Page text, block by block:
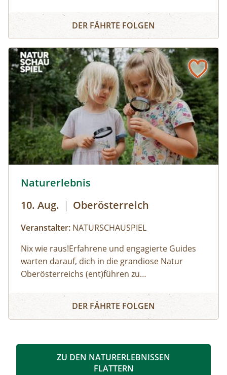
Biosphärenpark-Ranger ganz genau, wie sich die
Tier- und Pflanzenwelt an den Lebensraum
Wassersafari im Biosphärenpark Nockberge
DER FÄHRTE FOLGEN
Naturerlebnis
10. Aug. | Oberösterreich
Veranstalter: NATURSCHAUSPIEL
Nix wie raus!Erfahrene und engagierte Guides
warten darauf, dich in die grandiose Natur
Oberösterreichs (ent)führen zu
Alpakas versorgen, Wassermonster fangen,
Fährtenlesen lernen, Höhlen erforschen, Honig
Wunschtermin.So geht's:⁠Melde dich zu einem
Naturerlebnis
DER FÄHRTE FOLGEN
ZU DEN NATURERLEBNISSEN
FLATTERN